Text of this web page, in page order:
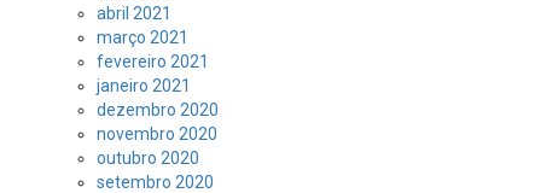
abril 2021
março 2021
fevereiro 2021
janeiro 2021
dezembro 2020
novembro 2020
outubro 2020
setembro 2020